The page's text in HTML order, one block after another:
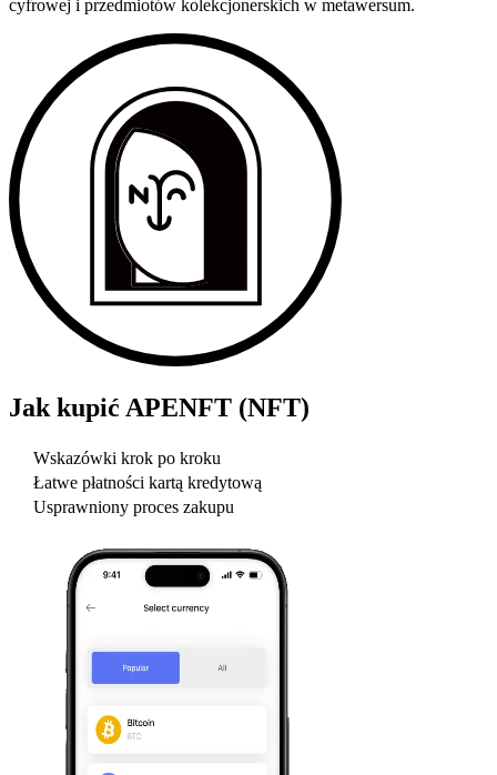
cyfrowej i przedmiotów kolekcjonerskich w metawersum.
Jak kupić APENFT (NFT)
Wskazówki krok po kroku
Łatwe płatności kartą kredytową
Usprawniony proces zakupu